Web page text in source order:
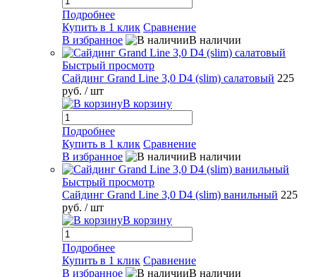
Подробнее
Купить в 1 клик Сравнение
В избранное
В наличии
Быстрый просмотр
Сайдинг Grand Line 3,0 D4 (slim) салатовый 225
руб. / шт
В корзину
Подробнее
Купить в 1 клик Сравнение
В избранное
В наличии
Быстрый просмотр
Сайдинг Grand Line 3,0 D4 (slim) ванильный 225
руб. / шт
В корзину
Подробнее
Купить в 1 клик Сравнение
В избранное
В наличии